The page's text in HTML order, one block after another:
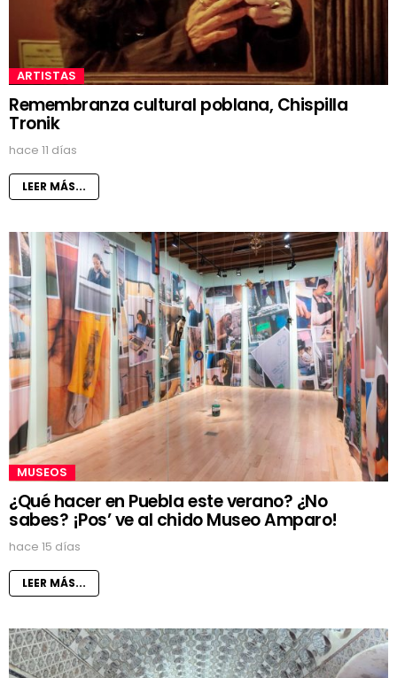
ARTISTAS
Remembranza cultural poblana, Chispilla
Tronik
hace 11 días
LEER MÁS...
MUSEOS
¿Qué hacer en Puebla este verano? ¿No
sabes? ¡Pos’ ve al chido Museo Amparo!
hace 15 días
LEER MÁS...